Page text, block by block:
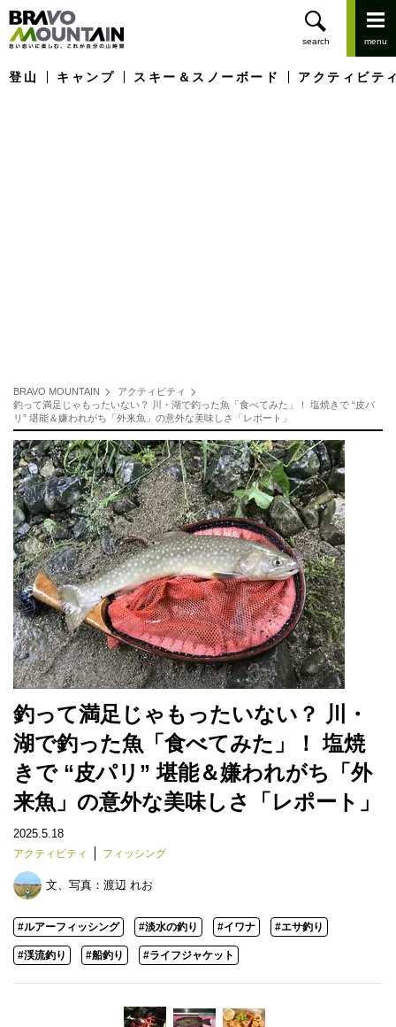
登山 キャンプ スキー＆スノーボード アクティビテ
BRAVO MOUNTAIN
アクティビティ
釣って満足じゃもったいない？ 川・湖で釣った魚「食べてみた」！ 塩焼きで “皮パ
リ” 堪能＆嫌われがち「外来魚」の意外な美味しさ「レポート」
釣って満足じゃもったいない？ 川・
湖で釣った魚「食べてみた」！ 塩焼
きで “皮パリ” 堪能＆嫌われがち「外
来魚」の意外な美味しさ「レポート」
2025.5.18
アクティビティ フィッシング
文、写真： 渡辺 れお
#ルアーフィッシング #淡水の釣り #イワナ #エサ釣り
#渓流釣り #船釣り #ライフジャケット